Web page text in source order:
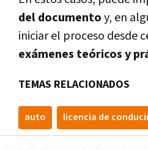
del documentoy, en
iniciar el proceso desde
exámenes teóricos y
TEMAS RELACIONADOS
auto licencia de